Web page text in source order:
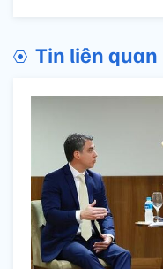
Tin liên quan